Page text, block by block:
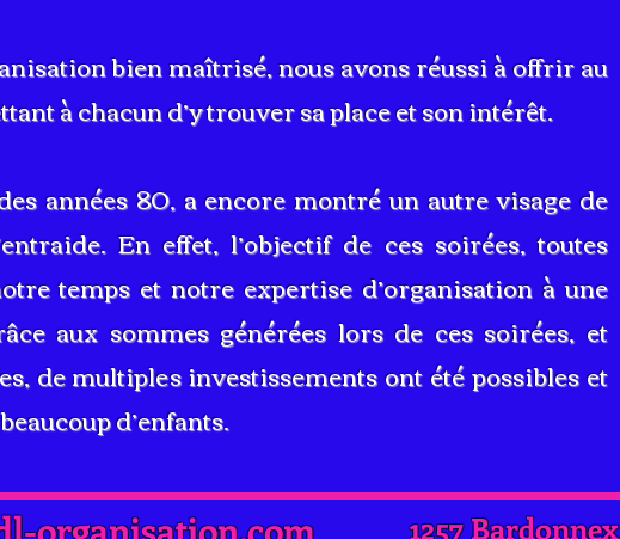
bien maîtrisé, nous avons réussi à offrir au
à chacun d’y trouver sa place et son intérêt.
années 80, a encore montré un autre visage de
En effet, l’objectif de ces soirées, toutes
temps et notre expertise d’organisation à une
aux sommes générées lors de ces soirées, et
de multiples investissements ont été possibles et
d’enfants.
organisation.com 1257 Bardonnex